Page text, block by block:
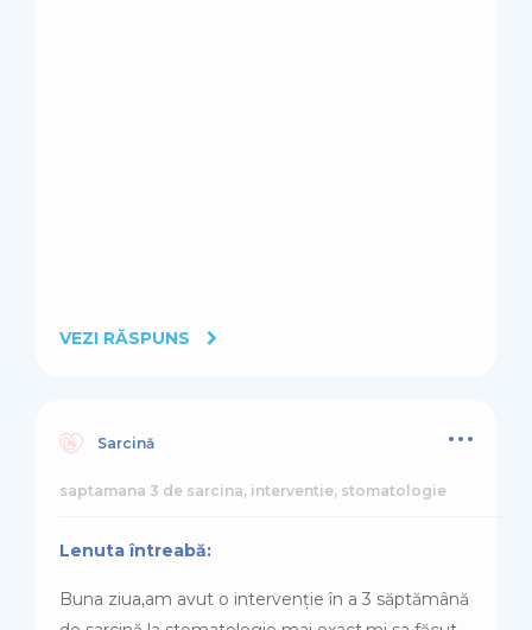
VEZI RĂSPUNS
Sarcină
saptamana 3 de sarcina, interventie, stomatologie
Lenuta întreabă:
Buna ziua,am avut o intervenție în a 3 săptămână